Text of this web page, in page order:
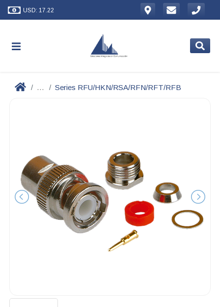
USD: 17.22
... Series RFU/HKN/RSA/RFN/RFT/RFB